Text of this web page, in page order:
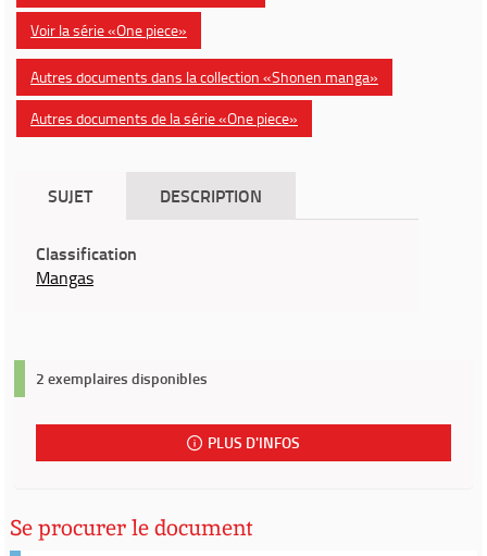
Voir la série «One piece»
Autres documents dans la collection «Shonen manga»
Autres documents de la série «One piece»
SUJET DESCRIPTION
Classification
Mangas
2 exemplaires disponibles
PLUS D'INFOS
Se procurer le document